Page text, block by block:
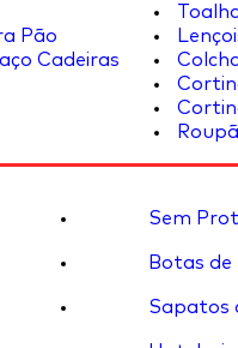
Pão
Cadeiras
Sem
Botas
Sapatos